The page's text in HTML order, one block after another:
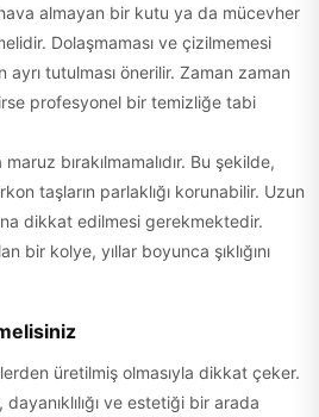
almayan bir kutu ya da mücevher
Dolaşmaması ve çizilmemesi
tutulması önerilir. Zaman zaman
profesyonel bir temizliğe tabi
bırakılmamalıdır. Bu şekilde,
taşların parlaklığı korunabilir. Uzun
dikkat edilmesi gerekmektedir.
bir kolye, yıllar boyunca şıklığını
üretilmiş olmasıyla dikkat çeker.
ve estetiği bir arada